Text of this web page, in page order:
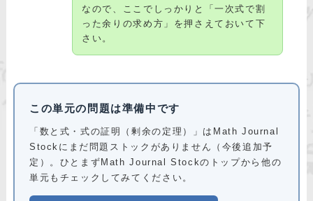
なので、ここでしっかりと「一次式で割
った余りの求め方」を押さえておいて下
さい。
この単元の問題は準備中です
「数と式・式の証明（剰余の定理）」はMath Journal
Stockにまだ問題ストックがありません（今後追加予
定）。ひとまずMath Journal Stockのトップから他の
単元もチェックしてみてください。